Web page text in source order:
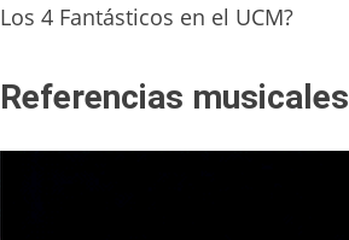
Los 4 Fantásticos en el UCM?
Referencias